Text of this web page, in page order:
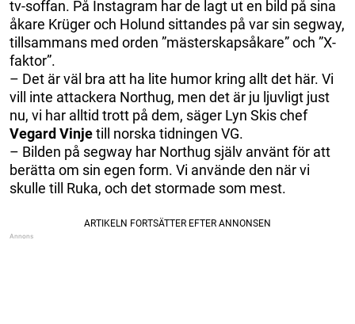
tv-soffan. På Instagram har de lagt ut en bild på sina
åkare Krüger och Holund sittandes på var sin segway,
tillsammans med orden ”mästerskapsåkare” och ”X-
faktor”.
– Det är väl bra att ha lite humor kring allt det här. Vi
vill inte attackera Northug, men det är ju ljuvligt just
nu, vi har alltid trott på dem, säger Lyn Skis chef
Vegard Vinjetill norska tidningen VG.
– Bilden på segway har Northug själv använt för att
berätta om sin egen form. Vi använde den när vi
skulle till Ruka, och det stormade som mest.